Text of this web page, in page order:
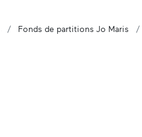
Fonds de partitions Jo Maris